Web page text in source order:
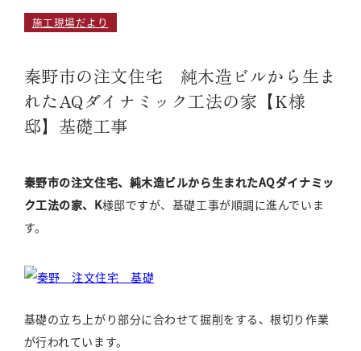
施工現場だより
秦野市の注文住宅 純木造ビルから生ま
れたAQダイナミック工法の家【K様
邸】基礎工事
秦野市の注文住宅、純木造ビルから生まれたAQダイナミッ
ク工法の家、K様邸ですが、基礎工事が順調に進んでいま
す。
基礎の立ち上がり部分に合わせて掘削をする、根切り作業
が行われています。